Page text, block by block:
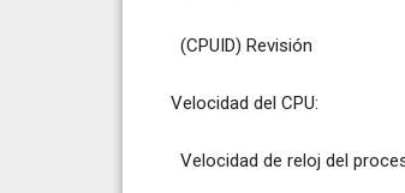
(CPUID)
Velocidad del CPU:
Velocidad de reloj del